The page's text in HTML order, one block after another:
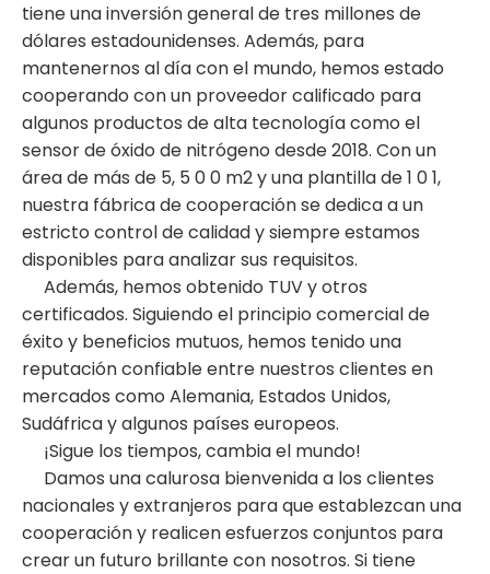
tiene una inversión general de tres millones de
dólares estadounidenses. Además, para
mantenernos al día con el mundo, hemos estado
cooperando con un proveedor calificado para
algunos productos de alta tecnología como el
sensor de óxido de nitrógeno desde 2018. Con un
área de más de 5, 5 0 0 m2 y una plantilla de 1 0 1,
nuestra fábrica de cooperación se dedica a un
estricto control de calidad y siempre estamos
disponibles para analizar sus requisitos.
Además, hemos obtenido TUV y otros
certificados. Siguiendo el principio comercial de
éxito y beneficios mutuos, hemos tenido una
reputación confiable entre nuestros clientes en
mercados como Alemania, Estados Unidos,
Sudáfrica y algunos países europeos.
¡Sigue los tiempos, cambia el mundo!
Damos una calurosa bienvenida a los clientes
nacionales y extranjeros para que establezcan una
cooperación y realicen esfuerzos conjuntos para
crear un futuro brillante con nosotros. Si tiene